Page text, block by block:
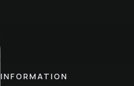
INFORMATION